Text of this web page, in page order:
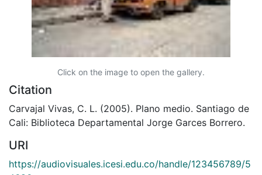
Click on the image to open the gallery.
Citation
Carvajal Vivas, C. L. (2005). Plano medio. Santiago de
Cali: Biblioteca Departamental Jorge Garces Borrero.
URI
https://audiovisuales.icesi.edu.co/handle/123456789/5